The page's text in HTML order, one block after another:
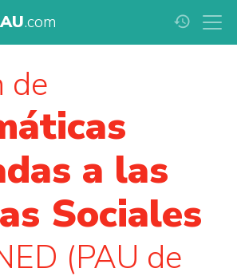
.com history
de
a las
Sociales
(PAU de